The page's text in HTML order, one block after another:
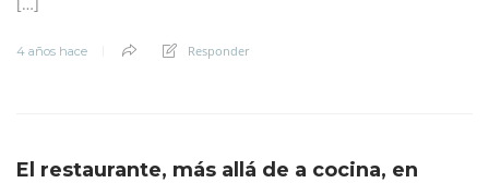
4 años hace Responder
El restaurante, más allá de a cocina, en